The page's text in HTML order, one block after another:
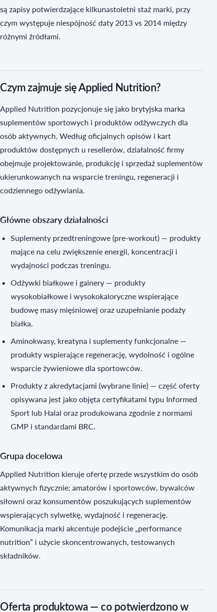
są zapisy potwierdzające kilkunastoletni staż marki, przy
czym występuje niespójność daty 2013 vs 2014 między
różnymi źródłami.
Czym zajmuje się Applied Nutrition?
Applied Nutrition pozycjonuje się jako brytyjska marka
suplementów sportowych i produktów odżywczych dla
osób aktywnych. Według oficjalnych opisów i kart
produktów dostępnych u resellerów, działalność firmy
obejmuje projektowanie, produkcję i sprzedaż suplementów
ukierunkowanych na wsparcie treningu, regeneracji i
codziennego odżywiania.
Główne obszary działalności
Suplementy przedtreningowe (pre-workout) — produkty
mające na celu zwiększenie energii, koncentracji i
wydajności podczas treningu.
Odżywki białkowe i gainery — produkty
wysokobiałkowe i wysokokaloryczne wspierające
budowę masy mięśniowej oraz uzupełnianie podaży
białka.
Aminokwasy, kreatyna i suplementy funkcjonalne —
produkty wspierające regenerację, wydolność i ogólne
wsparcie żywieniowe dla sportowców.
Produkty z akredytacjami (wybrane linie) — część oferty
opisywana jest jako objęta certyfikatami typu Informed
Sport lub Halal oraz produkowana zgodnie z normami
GMP i standardami BRC.
Grupa docelowa
Applied Nutrition kieruje ofertę przede wszystkim do osób
aktywnych fizycznie: amatorów i sportowców, bywalców
siłowni oraz konsumentów poszukujących suplementów
wspierających sylwetkę, wydajność i regenerację.
Komunikacja marki akcentuje podejście „performance
nutrition” i użycie skoncentrowanych, testowanych
składników.
Oferta produktowa — co potwierdzono w